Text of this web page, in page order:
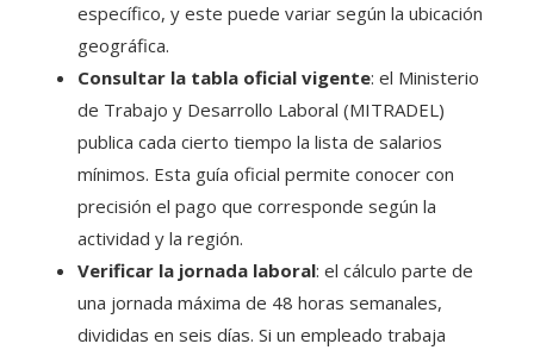
específico, y este puede variar según la ubicación
geográfica.
Consultar la tabla oficial vigente: el Ministerio
de Trabajo y Desarrollo Laboral (MITRADEL)
publica cada cierto tiempo la lista de salarios
mínimos. Esta guía oficial permite conocer con
precisión el pago que corresponde según la
actividad y la región.
Verificar la jornada laboral: el cálculo parte de
una jornada máxima de 48 horas semanales,
divididas en seis días. Si un empleado trabaja